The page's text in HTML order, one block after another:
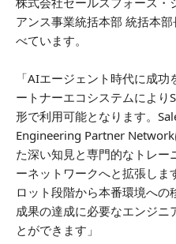
アンス事業統括本部 統括本
べています。
「AIエージェント時代に成
ートナーエコシステムにより
形で利用可能となります。
Engineering Partner
た深い知見と専門的なトレー
ーネットワークへと拡張しま
ロット段階から本番環境への
成果の達成に必要なエンジニ
とができます」